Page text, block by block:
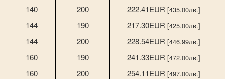
140 200 222.41EUR [435.00лв.]
144 190 217.30EUR [425.00лв.]
144 200 228.54EUR [446.99лв.]
160 190 241.33EUR [472.00лв.]
160 200 254.11EUR [497.00лв.]